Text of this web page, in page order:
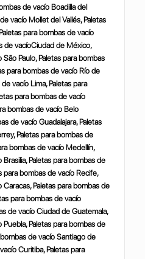
de vacío Boadilla del
vacío Mollet del Vallés, Paletas
para bombas de vacío
de vacíoCiudad de México,
Paulo, Paletas para bombas
para bombas de vacío Río de
vacío Lima, Paletas para
para bombas de vacío
bombas de vacío Belo
de vacío Guadalajara, Paletas
Paletas para bombas de
bombas de vacío Medellín,
Paletas para bombas de
para bombas de vacío Recife,
Caracas, Paletas para bombas de
para bombas de vacío
de vacío Ciudad de Guatemala,
Puebla, Paletas para bombas de
de vacío Santiago de
Curitiba, Paletas para